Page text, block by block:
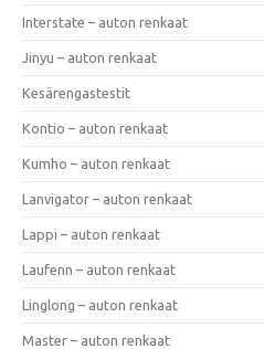
Interstate – auton renkaat
Jinyu – auton renkaat
Kesärengastestit
Kontio – auton renkaat
Kumho – auton renkaat
Lanvigator – auton renkaat
Lappi – auton renkaat
Laufenn – auton renkaat
Linglong – auton renkaat
Master – auton renkaat